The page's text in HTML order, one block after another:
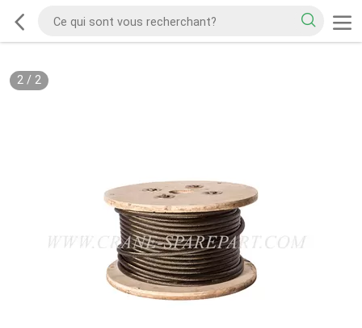
2/ 2